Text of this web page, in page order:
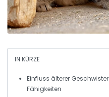
IN KÜRZE
Einfluss älterer Geschwister
Fähigkeiten